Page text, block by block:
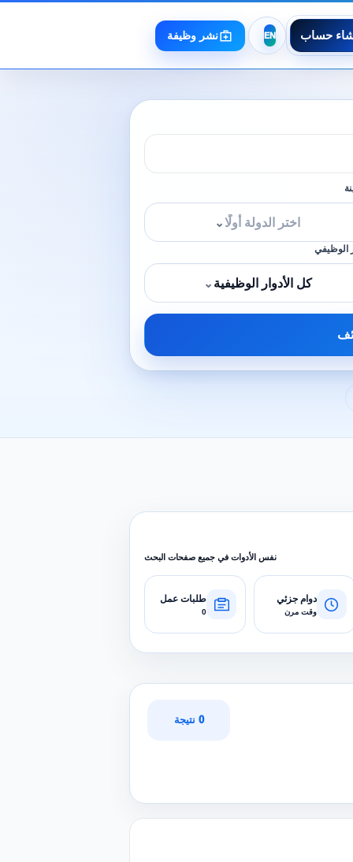
حساب نشر وظيفة
اختر الدولة أولًا⌄
الوظيفي
كل الأدوار الوظيفية ⌄
نفس الأدوات في جميع صفحات البحث
دوام جزئي
وقت مرن
طلبات عمل
0
0 نتيجة